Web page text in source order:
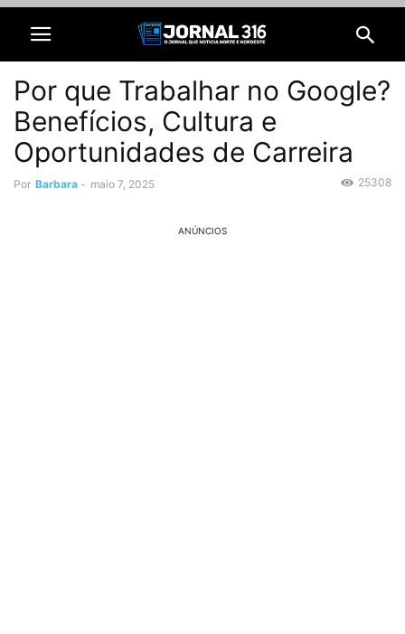
Por que Trabalhar no Google?
Benefícios, Cultura e
Oportunidades de Carreira
Por Barbara - maio 7, 2025 25308
ANÚNCIOS